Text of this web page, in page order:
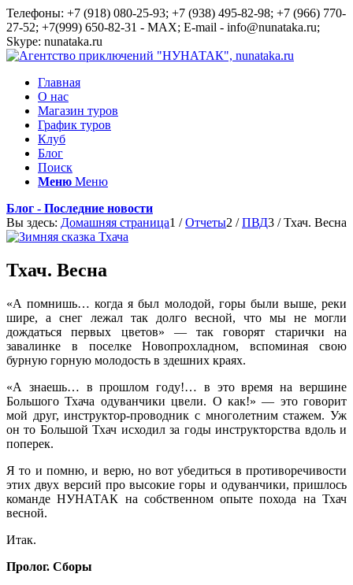
Телефоны: +7 (918) 080-25-93; +7 (938) 495-82-98; +7 (966) 770-
27-52; +7(999) 650-82-31 - MAX; E-mail - info@nunataka.ru;
Skype: nunataka.ru
Главная
О нас
Магазин туров
График туров
Клуб
Блог
Поиск
Меню Меню
Блог - Последние новости
Вы здесь: Домашняя страница1 / Отчеты2 / ПВД3 / Тхач. Весна
Тхач. Весна
«А помнишь… когда я был молодой, горы были выше, реки
шире, а снег лежал так долго весной, что мы не могли
дождаться первых цветов» — так говорят старички на
завалинке в поселке Новопрохладном, вспоминая свою
бурную горную молодость в здешних краях.
«А знаешь… в прошлом году!… в это время на вершине
Большого Тхача одуванчики цвели. О как!» — это говорит
мой друг, инструктор-проводник с многолетним стажем. Уж
он то Большой Тхач исходил за годы инструкторства вдоль и
поперек.
Я то и помню, и верю, но вот убедиться в противоречивости
этих двух версий про высокие горы и одуванчики, пришлось
команде НУНАТАК на собственном опыте похода на Тхач
весной.
Итак.
Пролог. Сборы